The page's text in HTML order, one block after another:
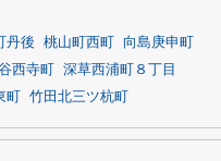
丹後 桃山町西町
向島庚申町
西寺町
深草西浦町８丁目
竹田北三ツ杭町